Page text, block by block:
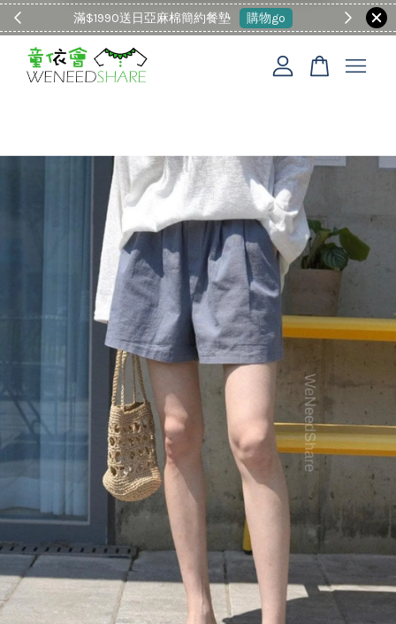
滿$1990送日亞麻棉簡約餐墊 購物go 童裝
您的購物車目前還是空的。